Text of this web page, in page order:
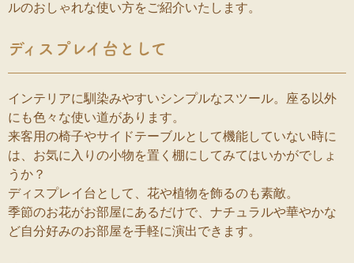
ルのおしゃれな使い方をご紹介いたします。
ディスプレイ台として
インテリアに馴染みやすいシンプルなスツール。座る以外
にも色々な使い道があります。
来客用の椅子やサイドテーブルとして機能していない時に
は、お気に入りの小物を置く棚にしてみてはいかがでしょ
うか？
ディスプレイ台として、花や植物を飾るのも素敵。
季節のお花がお部屋にあるだけで、ナチュラルや華やかな
ど自分好みのお部屋を手軽に演出できます。